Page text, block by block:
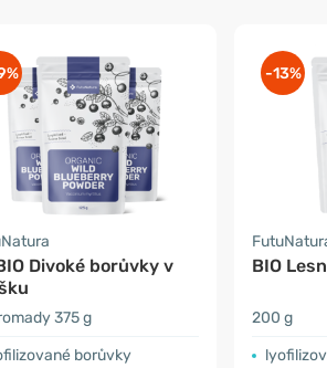
Divoké borůvky v
375 g
borůvky
-13%
BIO
200 g